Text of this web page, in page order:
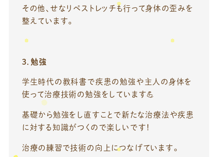
その他、せなリペストレッチも行って身体の歪みを
整えています。
3．勉強
学生時代の教科書で疾患の勉強や主人の身体を
使って治療技術の勉強をしています💪
基礎から勉強をし直すことで新たな治療法や疾患
に対する知識がつくので楽しいです！
治療の練習で技術の向上につなげています。